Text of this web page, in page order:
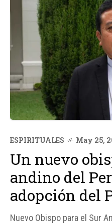
ESPIRITUALES May 25,
Un nuevo
andino del
adopción del
Nuevo Obispo para el Sur